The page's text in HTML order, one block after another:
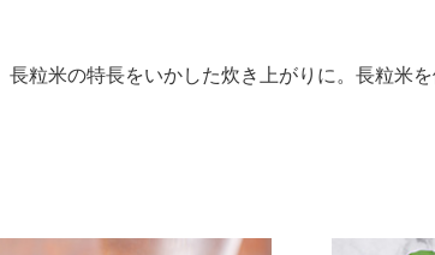
粒米の特長をいかした炊き上がりに。長粒米